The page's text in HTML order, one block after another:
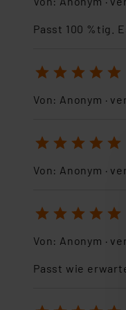
Passt 100 %tig.
1 2 3 4 5
Von: Anonym ·
1 2 3 4 5
Von: Anonym ·
1 2 3 4 5
Von: Anonym ·
Passt wie